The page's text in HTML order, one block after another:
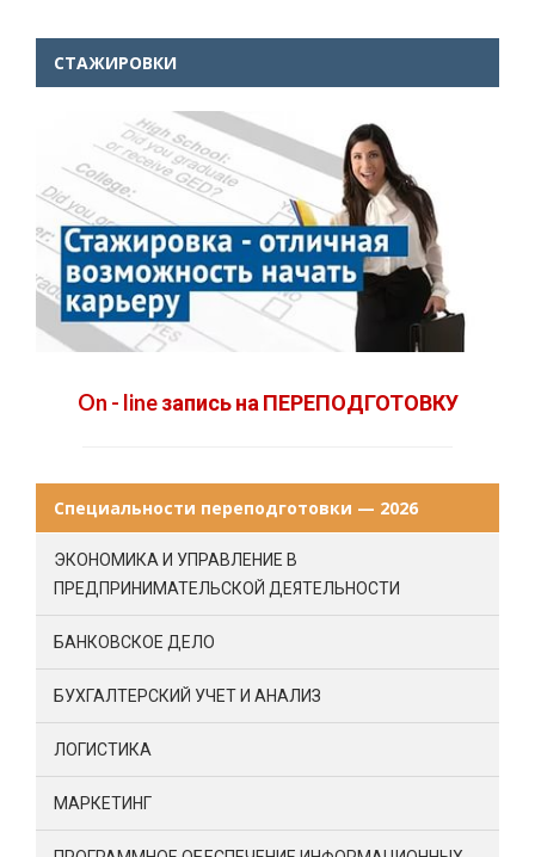
СТАЖИРОВКИ
On - line запись на ПЕРЕПОДГОТОВКУ
Специальности переподготовки — 2026
ЭКОНОМИКА И УПРАВЛЕНИЕ В
ПРЕДПРИНИМАТЕЛЬСКОЙ ДЕЯТЕЛЬНОСТИ
БАНКОВСКОЕ ДЕЛО
БУХГАЛТЕРСКИЙ УЧЕТ И АНАЛИЗ
ЛОГИСТИКА
МАРКЕТИНГ